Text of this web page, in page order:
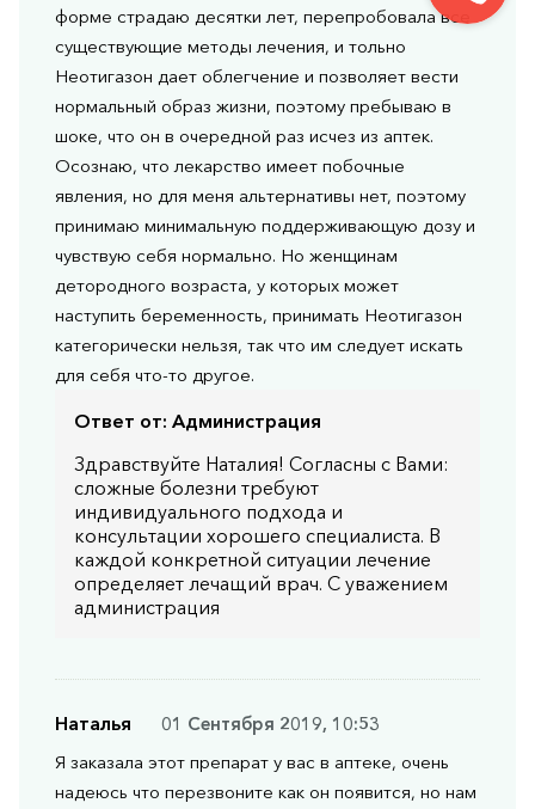
форме страдаю десятки лет, перепробовала все
существующие методы лечения, и тольно
Неотигазон дает облегчение и позволяет вести
нормальный образ жизни, поэтому пребываю в
шоке, что он в очередной раз исчез из аптек.
Осознаю, что лекарство имеет побочные
явления, но для меня альтернативы нет, поэтому
принимаю минимальную поддерживающую дозу и
чувствую себя нормально. Но женщинам
детородного возраста, у которых может
наступить беременность, принимать Неотигазон
категорически нельзя, так что им следует искать
для себя что-то другое.
Ответ от: Администрация
Здравствуйте Наталия! Согласны с Вами:
сложные болезни требуют
индивидуального подхода и
консультации хорошего специалиста. В
каждой конкретной ситуации лечение
определяет лечащий врач. С уважением
администрация
Наталья
01 Сентября 2019, 10:53
Я заказала этот препарат у вас в аптеке, очень
надеюсь что перезвоните как он появится, но нам